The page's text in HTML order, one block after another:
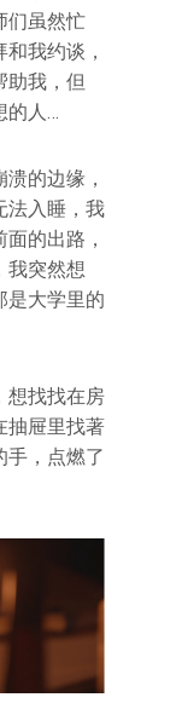
们虽然忙
我约谈，
助我，但
的人…
的边缘，
法入睡，我
的出路，
我突然想
是大学里的
想找找在房
抽屉里找著
手，点燃了